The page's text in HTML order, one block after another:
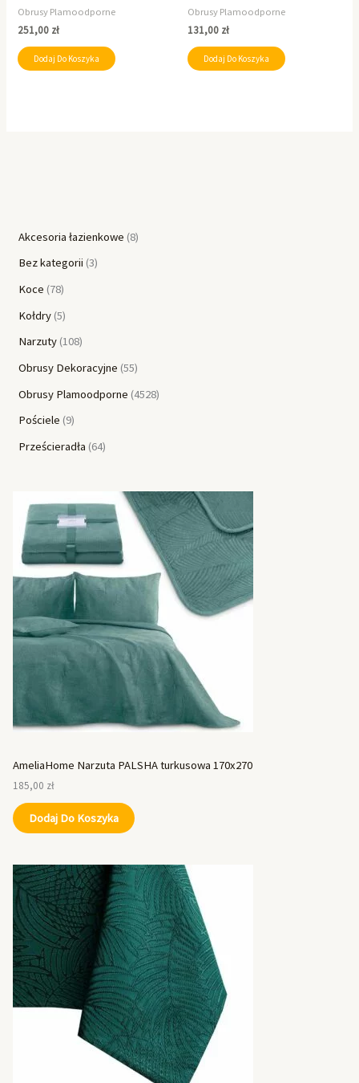
Akcesoria łazienkowe 8
Bez kategorii 3
Koce 78
Kołdry 5
Narzuty 108
Obrusy Dekoracyjne 55
Obrusy Plamoodporne 4528
Pościele 9
Prześcieradła 64
AmeliaHome Narzuta PALSHA turkusowa 170x270
185,00 zł
Dodaj Do Koszyka
Obrusy Plamoodporne
251,00 zł
Dodaj Do Koszyka
Obrusy Plamoodporne
131,00 zł
Dodaj Do Koszyka